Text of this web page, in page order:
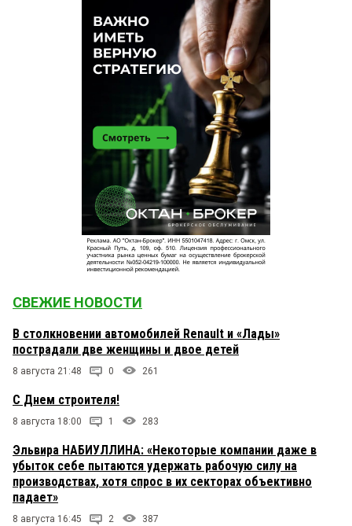
СВЕЖИЕ НОВОСТИ
В столкновении автомобилей Renault и «Лады»
пострадали две женщины и двое детей
8 августа 21:48 0 261
С Днем строителя!
8 августа 18:00 1 283
Эльвира НАБИУЛЛИНА: «Некоторые компании даже в
убыток себе пытаются удержать рабочую силу на
производствах, хотя спрос в их секторах объективно
падает»
8 августа 16:45 2 387